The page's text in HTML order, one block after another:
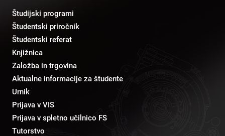
Študijski programi
Študentski priročnik
Študentski referat
Knjižnica
Založba in trgovina
Aktualne informacije za študente
Urnik
Prijava v VIS
Prijava v spletno učilnico FS
Tutorstvo